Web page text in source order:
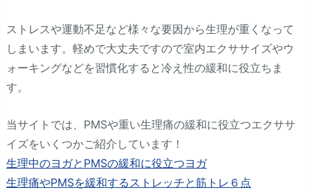
ストレスや運動不足など様々な要因から生理が重くなって
しまいます。軽めで大丈夫ですので室内エクササイズやウ
ォーキングなどを習慣化すると冷え性の緩和に役立ちま
す。
当サイトでは、PMSや重い生理痛の緩和に役立つエクササ
イズをいくつかご紹介しています！
生理中のヨガとPMSの緩和に役立つヨガ
生理痛やPMSを緩和するストレッチと筋トレ６点